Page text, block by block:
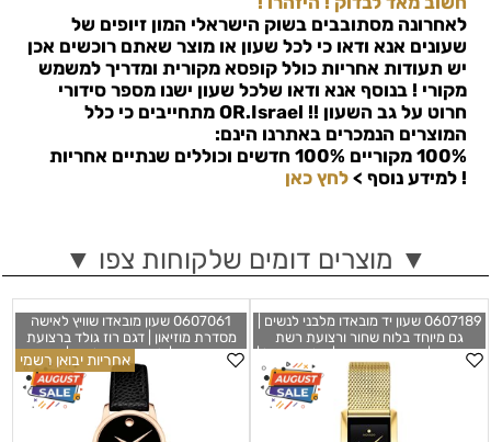
לאחרונה מסתובבים בשוק הישראלי המון זיופים של
שעונים אנא ודאו כי לכל שעון או מוצר שאתם רוכשים אכן
יש תעודות אחריות כולל קופסא מקורית ומדריך למשמש
מקורי ! בנוסף אנא ודאו שלכל שעון ישנו מספר סידורי
חרוט על גב השעון !! OR.Israel מתחייבים כי כלל
המוצרים הנמכרים באתרנו הינם:
100% מקוריים 100% חדשים וכוללים שנתיים אחריות
! למידע נוסף > לחץ כאן
▼ מוצרים דומים שלקוחות צפו ▼
0607189 שעון יד מובאדו מלבני לנשים |
גם מיוחד בלוח שחור ורצועת רשת
אופנתית | שנתיים אחריות | מלאי מוגבל |
שעוני יוקרה שווצריים | Movado
0607189 Women's La Nouvelle
Black Dial Quartz
0607061 שעון מובאדו שוויץ לאישה
מסדרת מוזיאון | דגם רוז גולד ברצועת
עור מיוחדת | לוח שחור קלאסי | שנתיים
אחריות יבואן רשמי | מלאי מוגבל |
Movado Museum Black Dial ROSE
Leather Ladies Watch 0607061
אחריות יבואן רשמי